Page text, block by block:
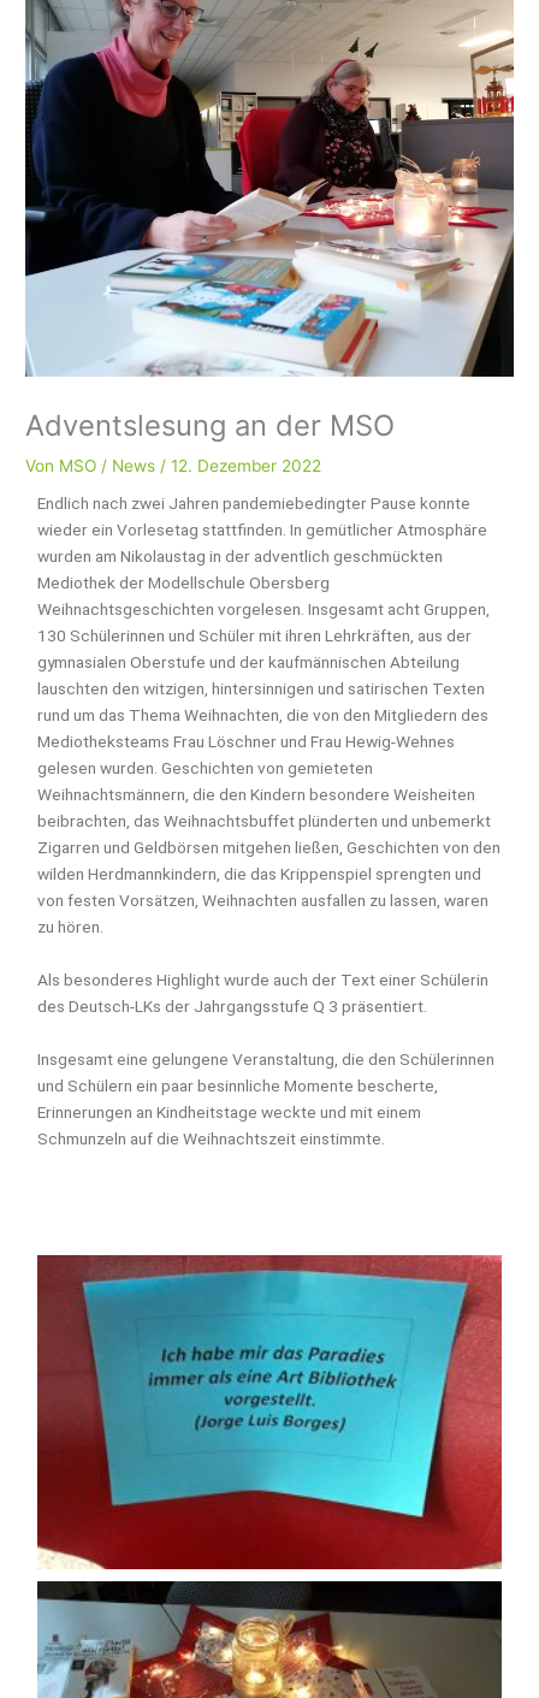
Adventslesung an der MSO
Von MSO / News /12. Dezember 2022
Endlich nach zwei Jahren pandemiebedingter Pause konnte
wieder ein Vorlesetag stattfinden. In gemütlicher Atmosphäre
wurden am Nikolaustag in der adventlich geschmückten
Mediothek der Modellschule Obersberg
Weihnachtsgeschichten vorgelesen. Insgesamt acht Gruppen,
130 Schülerinnen und Schüler mit ihren Lehrkräften, aus der
gymnasialen Oberstufe und der kaufmännischen Abteilung
lauschten den witzigen, hintersinnigen und satirischen Texten
rund um das Thema Weihnachten, die von den Mitgliedern des
Mediotheksteams Frau Löschner und Frau Hewig-Wehnes
gelesen wurden. Geschichten von gemieteten
Weihnachtsmännern, die den Kindern besondere Weisheiten
beibrachten, das Weihnachtsbuffet plünderten und unbemerkt
Zigarren und Geldbörsen mitgehen ließen, Geschichten von den
wilden Herdmannkindern, die das Krippenspiel sprengten und
von festen Vorsätzen, Weihnachten ausfallen zu lassen, waren
zu hören.
Als besonderes Highlight wurde auch der Text einer Schülerin
des Deutsch-LKs der Jahrgangsstufe Q 3 präsentiert.
Insgesamt eine gelungene Veranstaltung, die den Schülerinnen
und Schülern ein paar besinnliche Momente bescherte,
Erinnerungen an Kindheitstage weckte und mit einem
Schmunzeln auf die Weihnachtszeit einstimmte.